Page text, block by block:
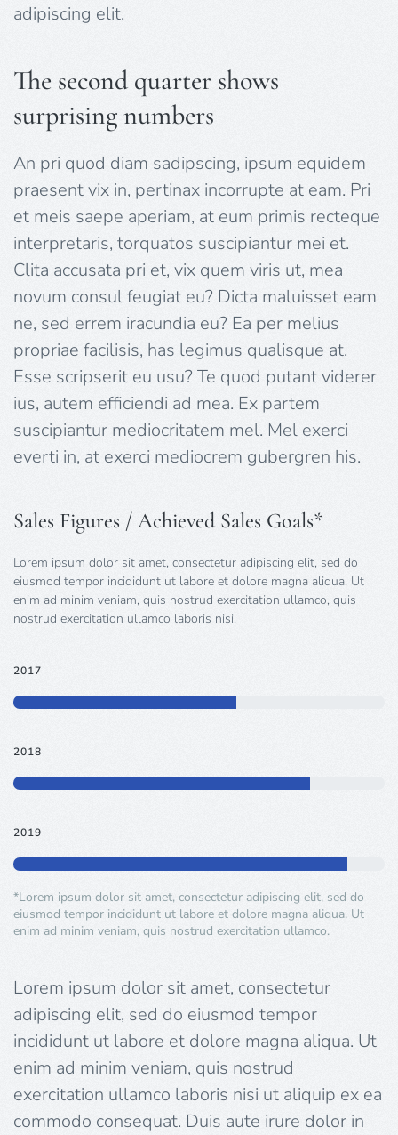
adipiscing elit.
The second quarter shows
surprising numbers
An pri quod diam sadipscing, ipsum equidem
praesent vix in, pertinax incorrupte at eam. Pri
et meis saepe aperiam, at eum primis recteque
interpretaris, torquatos suscipiantur mei et.
Clita accusata pri et, vix quem viris ut, mea
novum consul feugiat eu? Dicta maluisset eam
ne, sed errem iracundia eu? Ea per melius
propriae facilisis, has legimus qualisque at.
Esse scripserit eu usu? Te quod putant viderer
ius, autem efficiendi ad mea. Ex partem
suscipiantur mediocritatem mel. Mel exerci
everti in, at exerci mediocrem gubergren his.
Sales Figures / Achieved Sales Goals*
Lorem ipsum dolor sit amet, consectetur adipiscing elit, sed do
eiusmod tempor incididunt ut labore et dolore magna aliqua. Ut
enim ad minim veniam, quis nostrud exercitation ullamco, quis
nostrud exercitation ullamco laboris nisi.
2017
2018
2019
*Lorem ipsum dolor sit amet, consectetur adipiscing elit, sed do
eiusmod tempor incididunt ut labore et dolore magna aliqua. Ut
enim ad minim veniam, quis nostrud exercitation ullamco.
Lorem ipsum dolor sit amet, consectetur
adipiscing elit, sed do eiusmod tempor
incididunt ut labore et dolore magna aliqua. Ut
enim ad minim veniam, quis nostrud
exercitation ullamco laboris nisi ut aliquip ex ea
commodo consequat. Duis aute irure dolor in